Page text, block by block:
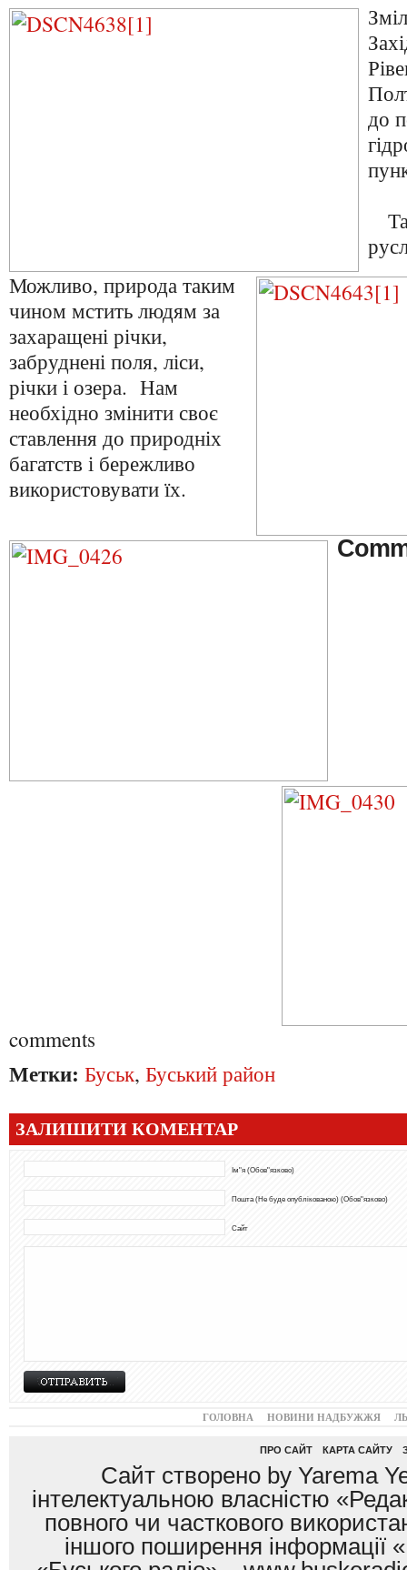
до
Можливо, природа таким
чином мстить людям за
захаращені річки,
забруднені поля, ліси,
річки і озера. Нам
необхідно змінити своє
ставлення до природніх
багатств і бережливо
використовувати їх.
comments
Метки: Буськ, Буський район
ЗАЛИШИТИ КОМЕНТАР
Ім"я (Обов"язково)
Пошта (Не буде опублікованою) (Обов"язково)
Сайт
ГОЛОВНА НОВИНИ НАДБУЖЖЯ
ПРО САЙТ КАРТА САЙТУ
Сайт створено by Yarema
інтелектуальною власністю
повного чи часткового
іншого поширення інформації